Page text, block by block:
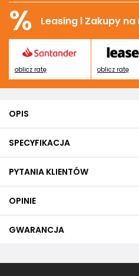
% Leasing i Zakupy
oblicz ratę oblicz ratę
OPIS
SPECYFIKACJA
PYTANIA KLIENTÓW
OPINIE
GWARANCJA